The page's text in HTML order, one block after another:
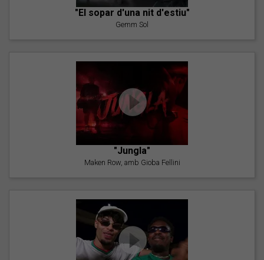
"El sopar d'una nit d'estiu"
Gemm Sol
"Jungla"
Maken Row, amb Gioba Fellini